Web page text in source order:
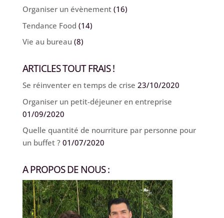
Organiser un évènement(16)
Tendance Food (14)
Vie au bureau (8)
ARTICLES TOUT FRAIS !
Se réinventer en temps de crise 23/10/2020
Organiser un petit-déjeuner en entreprise
01/09/2020
Quelle quantité de nourriture par personne pour
un buffet ? 01/07/2020
A PROPOS DE NOUS :